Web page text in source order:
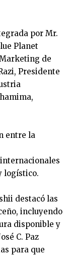
por Mr.
Planet
de
Presidente
entre la
logístico.
destacó las
incluyendo
disponible y
C. Paz
para que